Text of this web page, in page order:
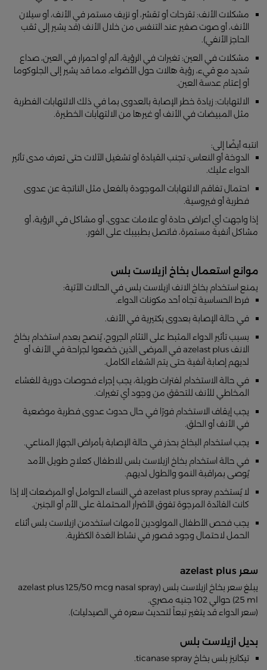
مشكلات الأنف: تقرحات أو تقشر، أو نزيف مستمر في الأنف، أو سيلان
الأنف، أو صوت صفير عند التنفس من خلال الأنف (قد يشير إلى ثقب
الحاجز الأنفي).
مشكلات في العين: تغيرات في الرؤية، ألم أو احمرار في العين، صداع
شديد مع قيء، رؤية هالات حول الأضواء، مما قد يشير إلى الجلوكوما
أو إعتام عدسة العين.
الالتهابات: زيادة خطر الإصابة بالعدوى بما في ذلك الالتهابات الفطرية
مثل المبيضات في الأنف أو غيرها من الالتهابات الخطيرة.
انتبه أيضًا إلى:
الدوخة أو النعاس: تجنب القيادة أو تشغيل الآلات حتى تعرف مدى تأثير
الدواء عليك.
احتمال تفاقم الالتهابات الموجودة بالفعل مثل الناتجة عن عدوى
فطرية أو فيروسية.
إذا واجهت أي أعراض حادة أو علامات عدوى، أو مشاكل في الرؤية، أو
مشاكل أنفية مستمرة، فاتصل بطبيبك على الفور.
موانع استعمال بخاخ ازيلاست بلس
يمنع استخدام بخاخ الانف ازيلاست بلس في الحالات الآتية:
فرط الحساسية تجاه أحد مكونات الدواء.
في حالة الإصابة بعدوى بكتيرية في الأنف.
بسبب تأثير الدواء المثبط على التئام الجروح، يُنصح بعدم استخدام بخاخ
الانف azelast plus في المرضى الذين خضعوا لجراحة في الأنف أو
لديهم إصابة أنفية حتى يتم الشفاء الكامل.
في حالة الاستخدام لفترات طويلة، يجب إجراء فحوصات دورية للغشاء
المخاطي للأنف للتحقق من وجود أي تغيرات.
يجب إيقاف الاستخدام فورًا في حال حدوث عدوى فطرية موضعية
في الأنف أو الحلق.
يجب استخدام البخاخ بحذر في حالة الإصابة بأمراض الجهاز المناعي.
في حالة استخدام بخاخ ازيلاست بلس للاطفال كعلاج طويل الأمد
يُوصى بمراقبة النمو والطول لديهم.
لا يُستخدم azelast plus spray في النساء الحوامل أو المرضعات إلا إذا
كانت الفائدة المرجوة تفوق الأضرار المحتملة على الأم أو الجنين.
يجب فحص الأطفال المولودين لأمهات استخدمن ازيلاست بلس أثناء
الحمل لاحتمال وجود قصور في نشاط الغدة الكظرية.
سعر azelast plus
يبلغ سعر بخاخ ازيلاست بلس (azelast plus 125/50 mcg nasal spray
25 ml) حوالي 102 جنيه مصري.
(سعر الدواء قد يتغير تبعاً لتحديث سعره في الصيدليات).
بديل ازيلاست بلس
تيكانيز بلس بخاخ ticanase spray.